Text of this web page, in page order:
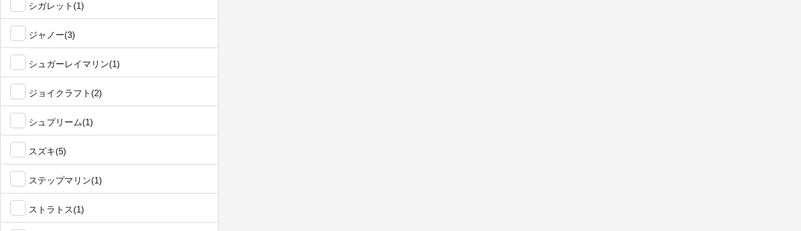
シガレット(1)
ジャノー(3)
シュガーレイマリン(1)
ジョイクラフト(2)
シュプリーム(1)
スズキ(5)
ステップマリン(1)
ストラトス(1)